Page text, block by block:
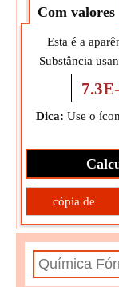
Com valores
Esta é a
Substância
Dica: Use o
cópia de